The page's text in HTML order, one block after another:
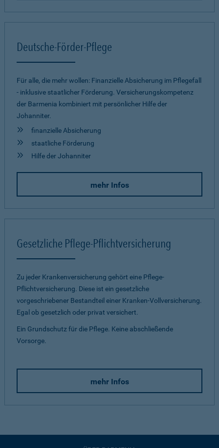
Deutsche-Förder-Pflege
Für alle, die mehr wollen: Finanzielle Absicherung im Pflegefall
- inklusive staatlicher Förderung. Versicherungskompetenz
der Barmenia kombiniert mit persönlicher Hilfe der
Johanniter.
finanzielle Absicherung
staatliche Förderung
Hilfe der Johanniter
mehr Infos
Gesetzliche Pflege-Pflichtversicherung
Zu jeder Krankenversicherung gehört eine Pflege-
Pflichtversicherung. Diese ist ein gesetzliche
vorgeschriebener Bestandteil einer Kranken-Vollversicherung.
Egal ob gesetzlich oder privat versichert.
Ein Grundschutz für die Pflege. Keine abschließende
Vorsorge.
mehr Infos